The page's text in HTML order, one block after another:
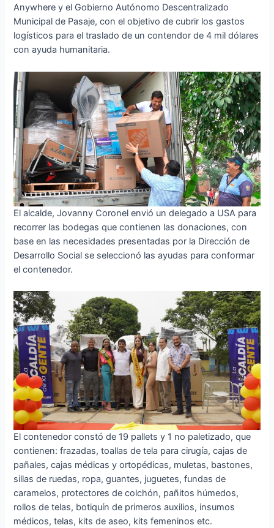
Anywhere y el Gobierno Autónomo Descentralizado
Municipal de Pasaje, con el objetivo de cubrir los gastos
logísticos para el traslado de un contendor de 4 mil dólares
con ayuda humanitaria.
El alcalde, Jovanny Coronel envió un delegado a USA para
recorrer las bodegas que contienen las donaciones, con
base en las necesidades presentadas por la Dirección de
Desarrollo Social se seleccionó las ayudas para conformar
el contenedor.
El contenedor constó de 19 pallets y 1 no paletizado, que
contienen: frazadas, toallas de tela para cirugía, cajas de
pañales, cajas médicas y ortopédicas, muletas, bastones,
sillas de ruedas, ropa, guantes, juguetes, fundas de
caramelos, protectores de colchón, pañitos húmedos,
rollos de telas, botiquín de primeros auxilios, insumos
médicos, telas, kits de aseo, kits femeninos etc.